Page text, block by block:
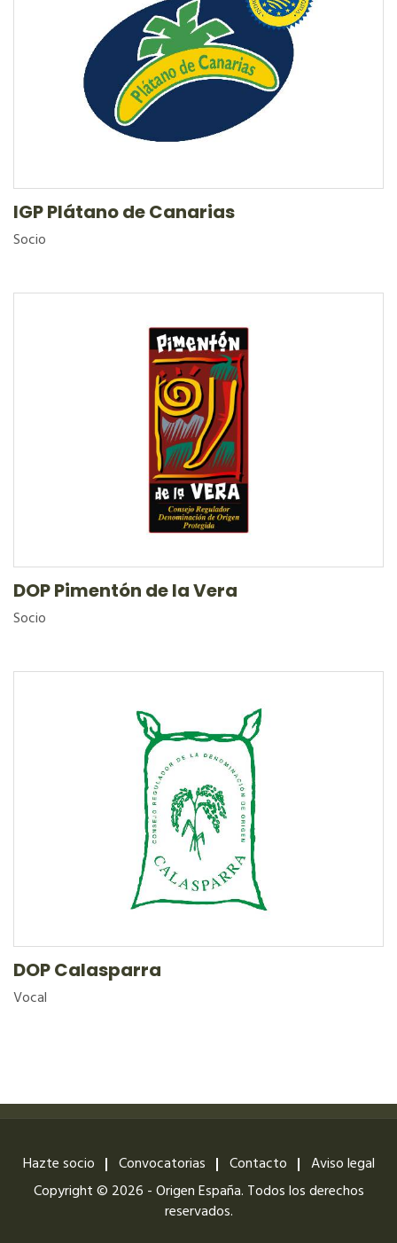
IGP Plátano de Canarias
Socio
DOP Pimentón de la Vera
Socio
DOP Calasparra
Vocal
Hazte socio Convocatorias Contacto
Aviso legal
Copyright © 2026 - Origen España. Todos los derechos
reservados.